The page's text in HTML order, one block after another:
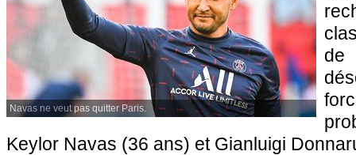
Navas ne veut pas quitter Paris.
Keylor Navas (36 ans) et Gianluigi